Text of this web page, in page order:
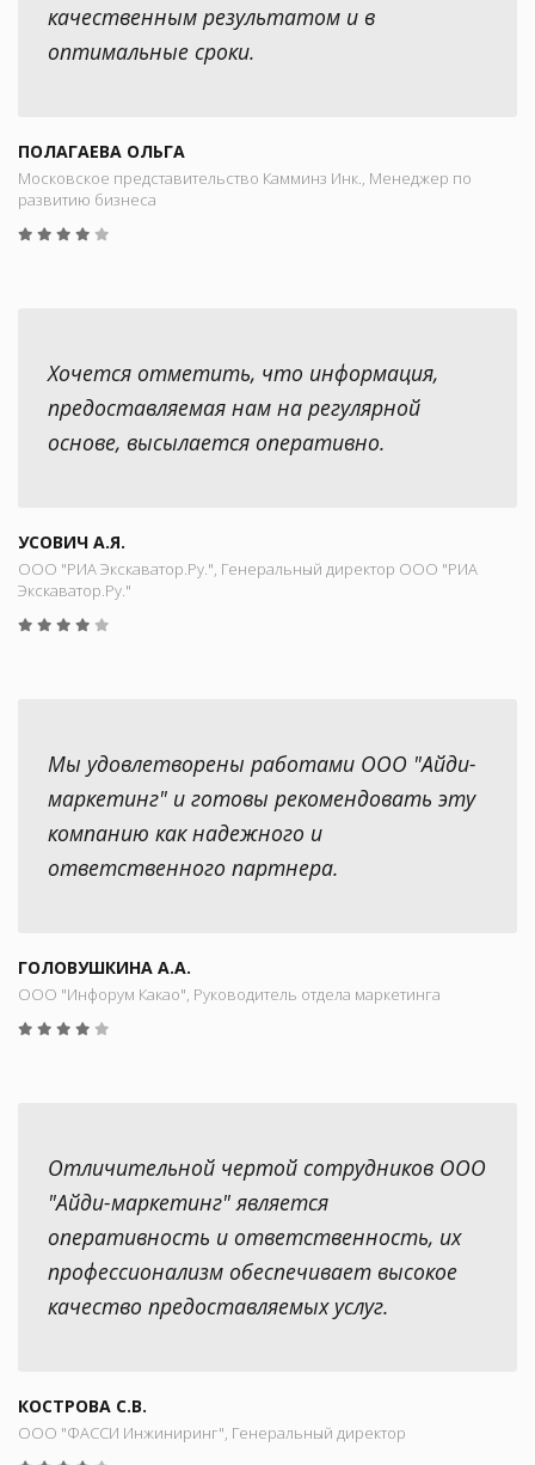
качественным результатом и в
оптимальные сроки.
ПОЛАГАЕВА ОЛЬГА
Московское представительство Камминз Инк., Менеджер по
развитию бизнеса
Хочется отметить, что информация,
предоставляемая нам на регулярной
основе, высылается оперативно.
УСОВИЧ А.Я.
ООО "РИА Экскаватор.Ру.", Генеральный директор ООО "РИА
Экскаватор.Ру."
Мы удовлетворены работами ООО "Айди-
маркетинг" и готовы рекомендовать эту
компанию как надежного и
ответственного партнера.
ГОЛОВУШКИНА А.А.
ООО "Инфорум Какао", Руководитель отдела маркетинга
Отличительной чертой сотрудников ООО
"Айди-маркетинг" является
оперативность и ответственность, их
профессионализм обеспечивает высокое
качество предоставляемых услуг.
КОСТРОВА С.В.
ООО "ФАССИ Инжиниринг", Генеральный директор